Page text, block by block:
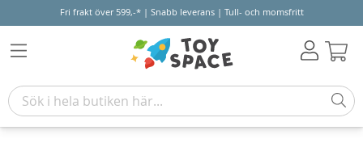
Fri frakt över 599,-* | Snabb leverans | Tull- och momsfritt